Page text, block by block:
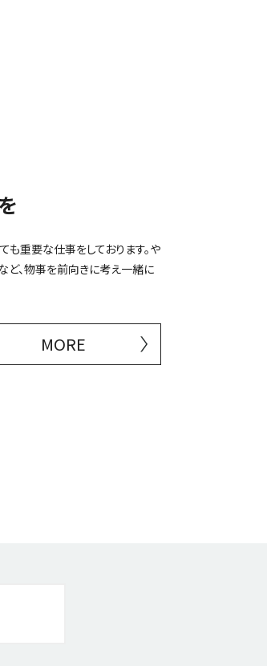
重要な仕事をしております。や
ど、物事を前向きに考え一緒に
MORE